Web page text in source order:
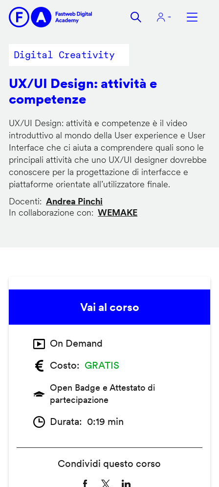
contenuto
Digital Creativity
UX/UI Design: attività e
competenze
UX/UI Design: attività e competenze è il video
introduttivo al mondo della User experience e User
Interface che ci aiuta a comprendere quali sono le
principali attività che uno UX/UI designer dovrebbe
conoscere per la progettazione di interfacce e
piattaforme orientate all’utilizzatore finale.
Docenti
Andrea Pinchi
In collaborazione con
WEMAKE
Vai al corso
On Demand
Costo
GRATIS
Open Badge e Attestato di
partecipazione
Durata 0:19 min
Condividi questo corso